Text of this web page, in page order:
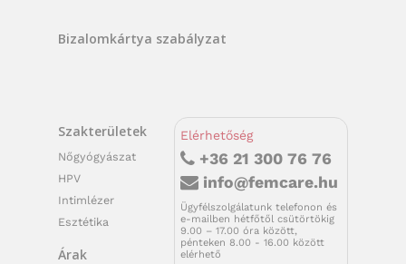
Bizalomkártya szabályzat
Szakterületek
Nőgyógyászat
HPV
Intimlézer
Esztétika
Árak
Elérhetőség
+36 21 300 76 76
info@femcare.hu
Ügyfélszolgálatunk telefonon és
e-mailben hétfőtől csütörtökig
9.00 – 17.00 óra között,
pénteken 8.00 - 16.00 között
elérhető